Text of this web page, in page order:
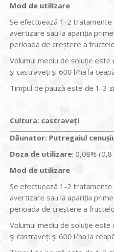
Mod de utilizare
Se efectuează 1-2 tratamente
avertizare sau la apariţia
perioada de creştere a
Volumul mediu de soluţie
şi castraveţi şi 600 l/ha la
Timpul de pauză este de 1-3
Cultura: castraveţi
Dăunator: Putregaiul
Doza de utilizare: 0,08% (0,8
Mod de utilizare
Se efectuează 1-2 tratamente
avertizare sau la apariţia
perioada de creştere a
Volumul mediu de soluţie
şi castraveţi şi 600 l/ha la